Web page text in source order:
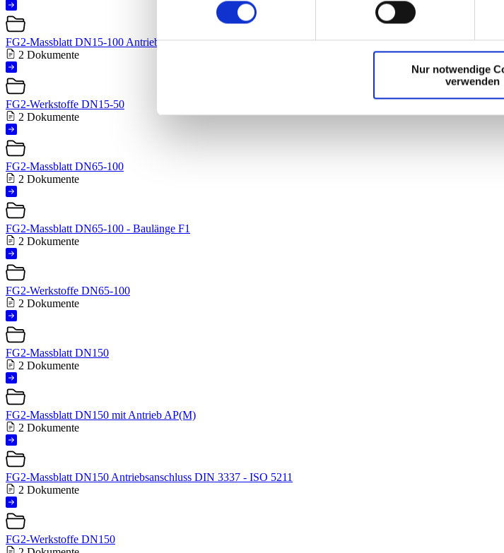
Nur notwendige
verwenden
FG2-Massblatt DN15-100 Antriebsanschluss DIN3337 - ISO5211
2 Dokumente
FG2-Werkstoffe DN15-50
2 Dokumente
FG2-Massblatt DN65-100
2 Dokumente
FG2-Massblatt DN65-100 - Baulänge F1
2 Dokumente
FG2-Werkstoffe DN65-100
2 Dokumente
FG2-Massblatt DN150
2 Dokumente
FG2-Massblatt DN150 mit Antrieb AP(M)
2 Dokumente
FG2-Massblatt DN150 Antriebsanschluss DIN 3337 - ISO 5211
2 Dokumente
FG2-Werkstoffe DN150